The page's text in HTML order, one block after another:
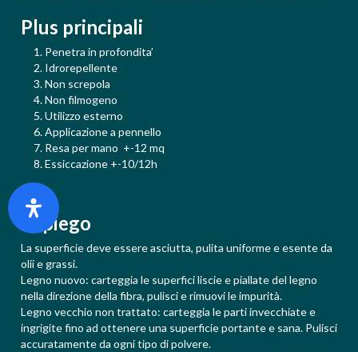
Plus principali
Penetra in profondita’
Idrorepellente
Non screpola
Non filmogeno
Utilizzo esterno
Applicazione a pennello
Resa per mano +-12 mq
Essiccazione +-10/12h
Impiego
La superficie deve essere asciutta, pulita uniforme e esente da
olii e grassi.
Legno nuovo: carteggia le superfici liscie e piallate del legno
nella direzione della fibra, pulisci e rimuovi le impurità.
Legno vecchio non trattato: carteggia le parti invecchiate e
ingrigite fino ad ottenere una superficie portante e sana. Pulisci
accuratamente da ogni tipo di polvere.